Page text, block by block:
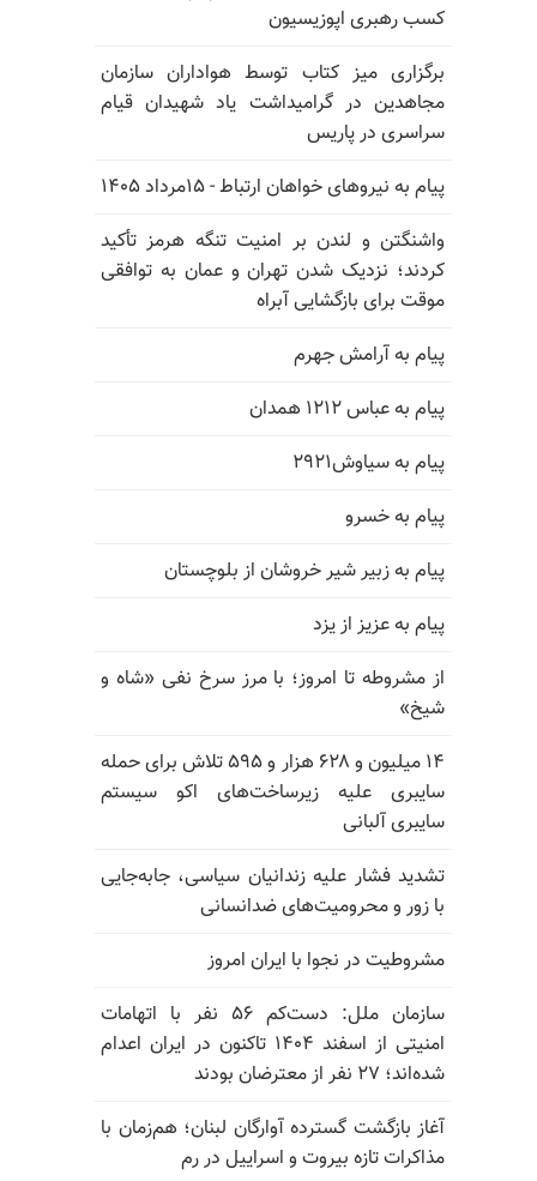
کسب رهبری اپوزیسیون
برگزاری میز کتاب توسط هواداران سازمان
مجاهدین در گرامیداشت یاد شهیدان قیام
سراسری در پاریس
پیام به نیروهای خواهان ارتباط - ۱۵مرداد ۱۴۰۵
واشنگتن و لندن بر امنیت تنگه هرمز تأکید
کردند؛ نزدیک شدن تهران و عمان به توافقی
موقت برای بازگشایی آبراه
پیام به آرامش جهرم
پیام به عباس ۱۲۱۲ همدان
پیام به سیاوش۲۹۲۱
پیام به خسرو
پیام به زبیر شیر خروشان از بلوچستان
پیام به عزیز از یزد
از مشروطه تا امروز؛ با مرز سرخ نفی «شاه و
شیخ»
۱۴ میلیون و ۶۲۸ هزار و ۵۹۵ تلاش برای حمله
سایبری علیه زیرساخت‌های اکو سیستم
سایبری آلبانی
تشدید فشار علیه زندانیان سیاسی، جابه‌جایی
با زور و محرومیت‌های ضدانسانی
مشروطیت در نجوا با ایران امروز
سازمان ملل: دست‌کم ۵۶ نفر با اتهامات
امنیتی از اسفند ۱۴۰۴ تاکنون در ایران اعدام
شده‌اند؛ ۲۷ نفر از معترضان بودند
آغاز بازگشت گسترده آوارگان لبنان؛ هم‌زمان با
مذاکرات تازه بیروت و اسراییل در رم